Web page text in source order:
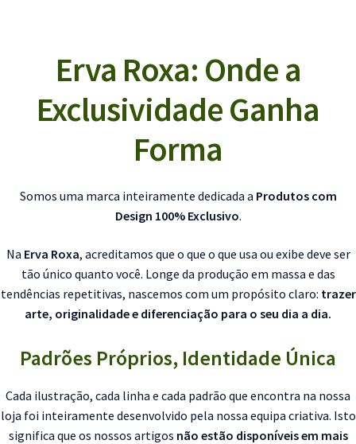
Erva Roxa: Onde a
Exclusividade Ganha
Forma
Somos uma marca inteiramente dedicada a Produtos com
Design 100% Exclusivo.
Na Erva Roxa, acreditamos que o que o que usa ou exibe deve ser
tão único quanto você. Longe da produção em massa e das
tendências repetitivas, nascemos com um propósito claro: trazer
arte, originalidade e diferenciação para o seu dia a dia.
Padrões Próprios, Identidade Única
Cada ilustração, cada linha e cada padrão que encontra na nossa
loja foi inteiramente desenvolvido pela nossa equipa criativa. Isto
significa que os nossos artigos não estão disponíveis em mais